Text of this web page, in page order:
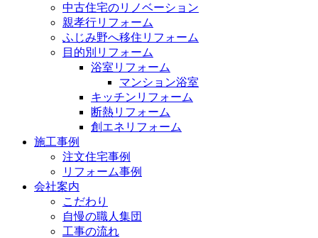
中古住宅のリノベーション
親孝行リフォーム
ふじみ野へ移住リフォーム
目的別リフォーム
浴室リフォーム
マンション浴室
キッチンリフォーム
断熱リフォーム
創エネリフォーム
施工事例
注文住宅事例
リフォーム事例
会社案内
こだわり
自慢の職人集団
工事の流れ